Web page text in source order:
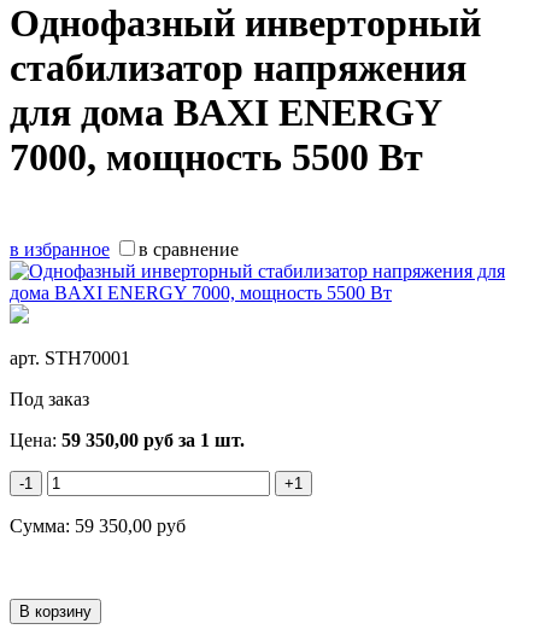
Однофазный инверторный
стабилизатор напряжения
для дома BAXI ENERGY
7000, мощность 5500 Вт
в избранное в сравнение
арт. STH70001
Под заказ
Цена: 59 350,00 руб за 1 шт.
-1 +1
Сумма: 59 350,00 руб